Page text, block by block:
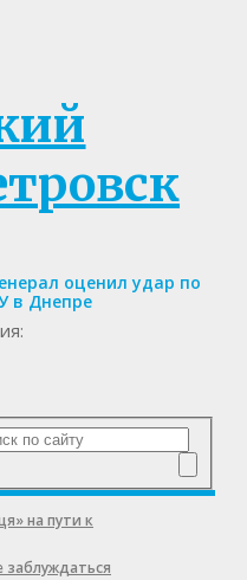
оценил удар по
в Днепре
на пути к